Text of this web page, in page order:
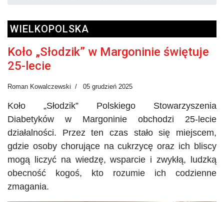
WIELKOPOLSKA
Koło „Słodzik” w Margoninie świętuje
25-lecie
Roman Kowalczewski 05 grudzień 2025
Koło „Słodzik” Polskiego Stowarzyszenia
Diabetyków w Margoninie obchodzi 25-lecie
działalności. Przez ten czas stało się miejscem,
gdzie osoby chorujące na cukrzycę oraz ich bliscy
mogą liczyć na wiedzę, wsparcie i zwykłą, ludzką
obecność kogoś, kto rozumie ich codzienne
zmagania.